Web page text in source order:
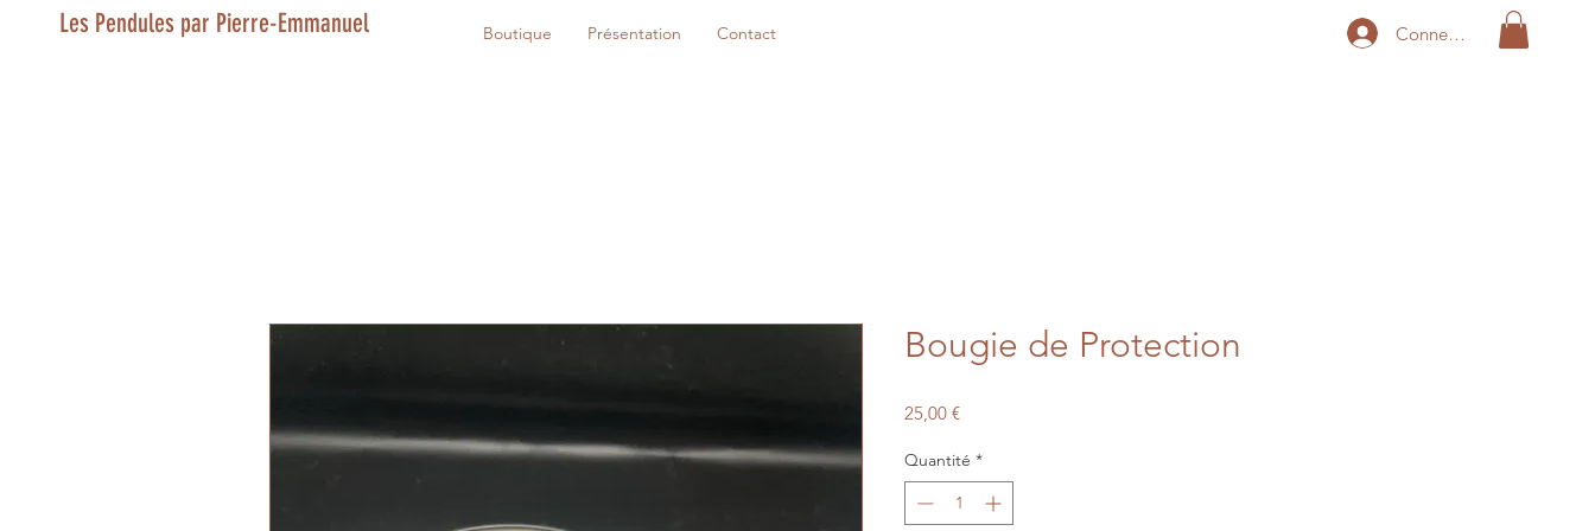
Les Pendules par Pierre-Emmanuel Boutique Présentation Contact Connexion
Bougie de Protection
25,00 €Prix
Quantité *